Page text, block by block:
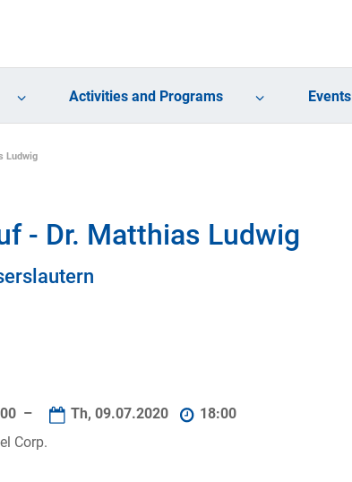
Activities and Programs Events
Ludwig
- Dr. Matthias Ludwig
– Th, 09.07.2020
18:00
Corp.